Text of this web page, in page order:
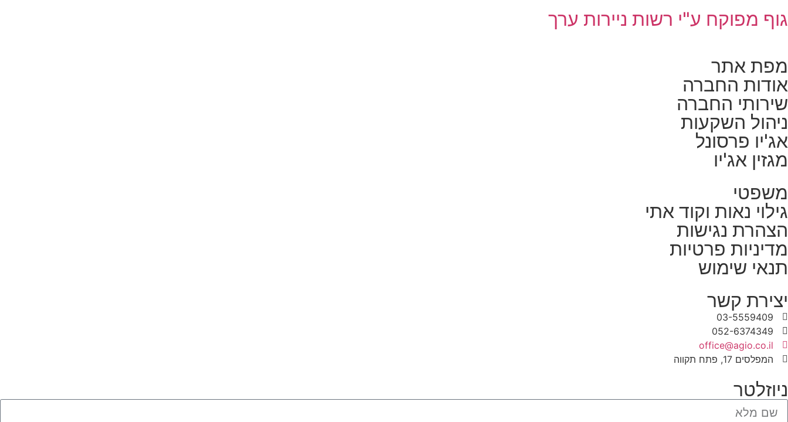
גוף מפוקח ע"י רשות ניירות ערך
מפת אתר
אודות החברה
שירותי החברה
ניהול השקעות
אג'יו פרסונל
מגזין אג'יו
משפטי
גילוי נאות וקוד אתי
הצהרת נגישות
מדיניות פרטיות
תנאי שימוש
יצירת קשר
03-5559409
052-6374349
office@agio.co.il
המפלסים 17, פתח תקווה
ניוזלטר